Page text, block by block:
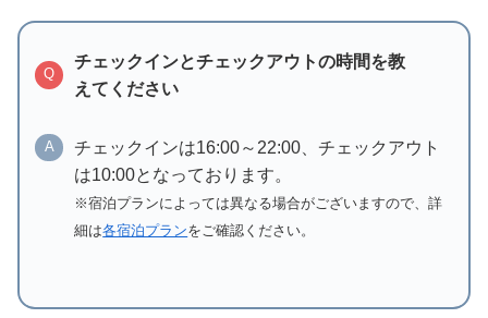
Q
チェックインとチェックアウトの時間を教
えてください
A
チェックインは16:00～22:00、チェックアウト
は10:00となっております。
※宿泊プランによっては異なる場合がございますので、詳
細は各宿泊プランをご確認ください。